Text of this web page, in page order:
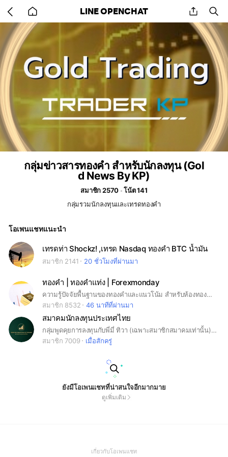
back
to
LINE OPENCHAT share
กลุ่มข่าวสารทองคำ สำหรับนักลงทุน (Gol
d News By KP)
สมาชิก 2570
โน้ต 141
กลุ่มรวมนักลงทุนและเทรดทองคำ
โอเพนแชทแนะนำ
เทรดท่า Shockz! ,เทรด Nasdaq ทองคำ BTC น้ำมัน
สมาชิก 2141 20 ชั่วโมงที่ผ่านมา
ทองคำ | ทองคำแท่ง | Forexmonday
ความรู้ปัจจัยพื้นฐานของทองคำและแนวโน้ม สำหรับห้องทองคำ และ ทองคำแท่ง โดยตรง ซึ่งไม่มีการชี้ชวนในการลงทุนใด ๆ ทั้งสิ้น#forex #Forexmonday #ทองคำ
สมาชิก 8532
46 นาทีที่ผ่านมา
สมาคมนักลงทุนประเทศไทย
กลุ่มพูดคุยการลงทุนกับพี่มี่ ทิวา (เฉพาะสมาชิกสมาคมเท่านั้น) หากต้องการเข้าร่วม กรุณาสมัครสมาชิกได้ที่ ID Line : @investorsthai หลังสมัครแล้ว ต้องแจ้ง ชื่อ-นามสกุล และ เลขสมาชิก เพื่อขอเข้ากลุ่ม
สมาชิก 7009
เมื่อสักครู่
ยังมีโอเพนแชทที่น่าสนใจอีกมากมาย
ดูเพิ่มเติม
เกี่ยวกับโอเพนแชท(Open